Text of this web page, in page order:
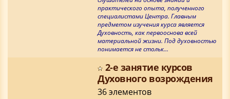
практического опыта, полученного
специалистами Центра. Главным
предметом изучения курса является
Духовность, как первооснова всей
материальной жизни. Под духовностью
понимается не стольк…
2-е занятие курсов
Духовного возрождения
36 элементов